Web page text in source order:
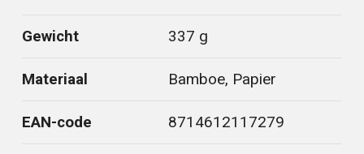
Gewicht 337 g
Materiaal Bamboe, Papier
EAN-code 8714612117279